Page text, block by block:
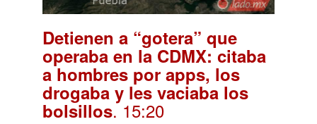
Detienen a “gotera” que
operaba en la CDMX: citaba
a hombres por apps, los
drogaba y les vaciaba los
bolsillos. 15:20